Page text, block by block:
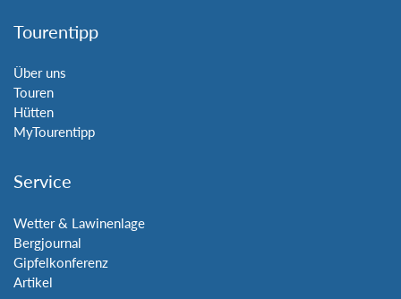
Tourentipp
Über uns
Touren
Hütten
MyTourentipp
Service
Wetter & Lawinenlage
Bergjournal
Gipfelkonferenz
Artikel